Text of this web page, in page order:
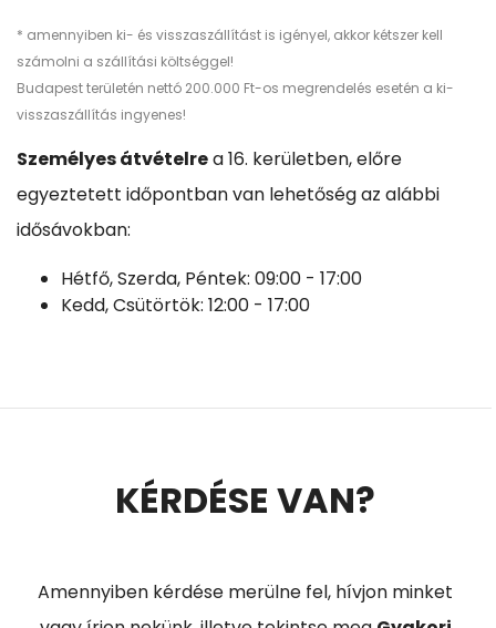
* amennyiben ki- és visszaszállítást is igényel, akkor kétszer kell
számolni a szállítási költséggel!
Budapest területén nettó 200.000 Ft-os megrendelés esetén a ki-
visszaszállítás ingyenes!
Személyes átvételrea 16. kerületben, előre
egyeztetett időpontban van lehetőség az alábbi
idősávokban:
Hétfő, Szerda, Péntek: 09:00 - 17:00
Kedd, Csütörtök: 12:00 - 17:00
KÉRDÉSE VAN?
Amennyiben kérdése merülne fel, hívjon minket